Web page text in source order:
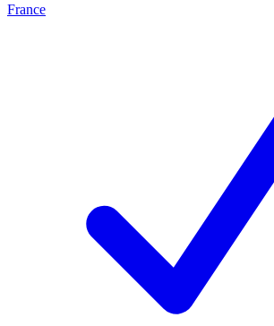
France